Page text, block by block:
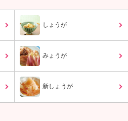
。
K
ュ
しょうが
みょうが
新しょうが